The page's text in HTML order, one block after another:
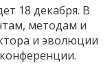
18 декабря. В
методам и
и эволюции
конференции.